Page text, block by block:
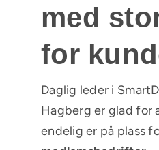
med
for
Daglig leder i
Hagberg er glad for
endelig er på plass